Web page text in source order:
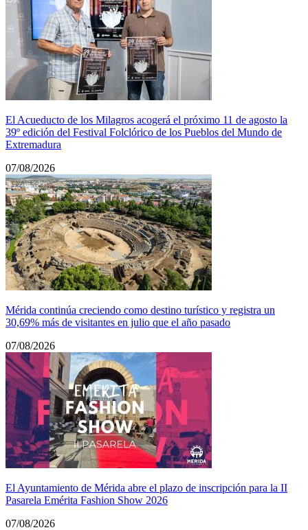
El Acueducto de los Milagros acogerá el próximo 11 de agosto la
39º edición del Festival Folclórico de los Pueblos del Mundo de
Extremadura
07/08/2026
Mérida continúa creciendo como destino turístico y registra un
30,69% más de visitantes en julio que el año pasado
07/08/2026
El Ayuntamiento de Mérida abre el plazo de inscripción para la II
Pasarela Emérita Fashion Show 2026
07/08/2026